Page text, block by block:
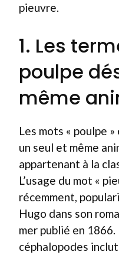
pieuvre.
1. Les
poulpe
même
Les mots « poulpe
un seul et même
appartenant à la
L’usage du mot «
récemment,
Hugo dans son
mer publié en
céphalopodes